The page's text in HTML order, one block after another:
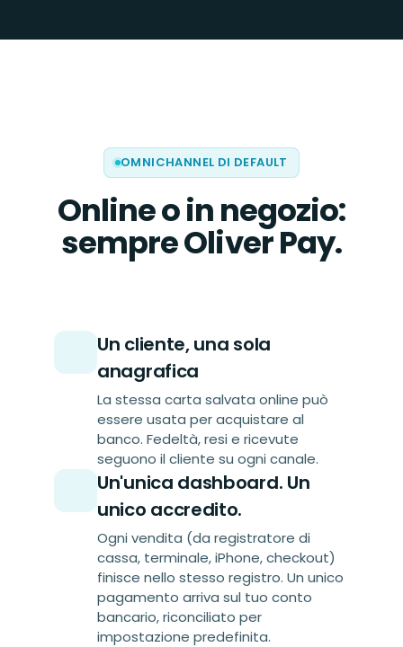
OMNICHANNEL DI DEFAULT
Online o in negozio:
sempre Oliver Pay.
Un cliente, una sola
anagrafica
La stessa carta salvata online può
essere usata per acquistare al
banco. Fedeltà, resi e ricevute
seguono il cliente su ogni canale.
Un'unica dashboard. Un
unico accredito.
Ogni vendita (da registratore di
cassa, terminale, iPhone, checkout)
finisce nello stesso registro. Un unico
pagamento arriva sul tuo conto
bancario, riconciliato per
impostazione predefinita.